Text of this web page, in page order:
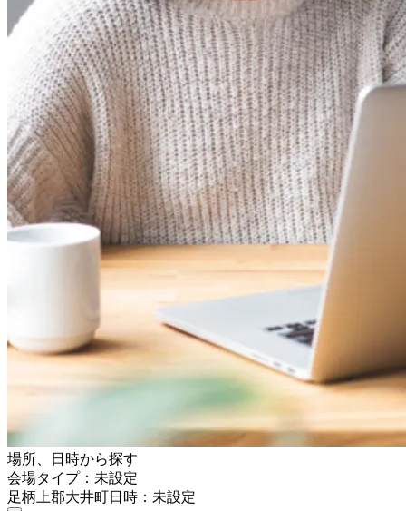
場所、日時から探す
会場タイプ：未設定
足柄上郡大井町日時：未設定